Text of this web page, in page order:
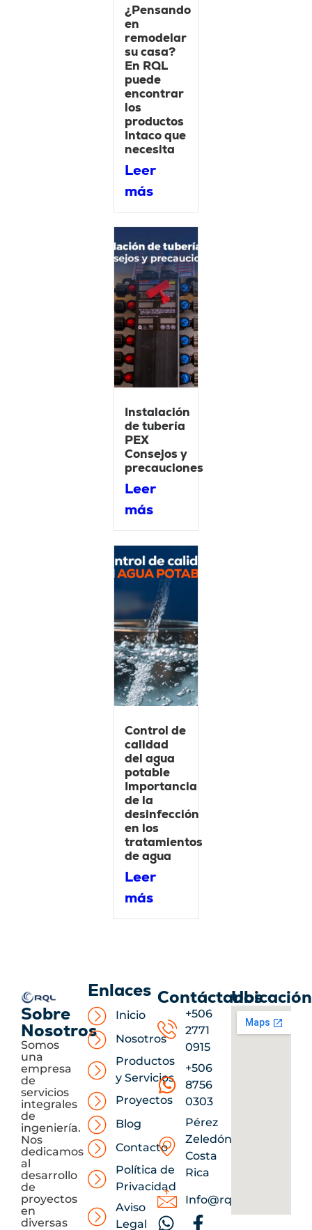
¿Pensando
en
remodelar
su casa?
En RQL
puede
encontrar
los
productos
Intaco que
necesita
Leer
más
Instalación
de tubería
PEX
Consejos y
precauciones
Leer
más
Control de
calidad
del agua
potable
Importancia
de la
desinfección
en los
tratamientos
de agua
Leer
más
Sobre
Nosotros
Somos
una
empresa
de
servicios
integrales
de
ingeniería.
Nos
dedicamos
al
desarrollo
de
proyectos
en
diversas
Enlaces
Inicio
Nosotros
Productos
y Servicios
Proyectos
Blog
Contacto
Política de
Privacidad
Aviso
Legal
Contáctanos
+506
2771
0915
+506
8756
0303
Pérez
Zeledón,
Costa
Rica
Info@rqlcr.com
Ubicación